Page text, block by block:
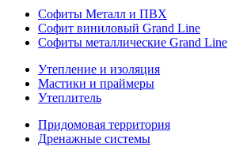
Софиты Металл и ПВХ
Софит виниловый Grand Line
Софиты металлические Grand Line
Утепление и изоляция
Мастики и праймеры
Утеплитель
Придомовая территория
Дренажные системы